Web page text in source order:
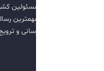
مسئولین
مهمترین
رسانی و